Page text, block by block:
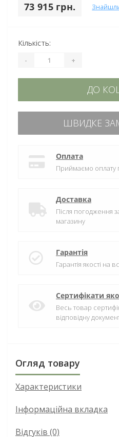
73 915 грн.
Кількість:
- +
ДО
ШВИДКЕ
Оплата
Приймаємо оплату
Доставка
Після погодження
магазину
Гарантія
Гарантія якості на
Сертифікати
Весь товар
відповідну
Огляд товару
Характеристики
Інформаційна вкладка
Відгуків (0)